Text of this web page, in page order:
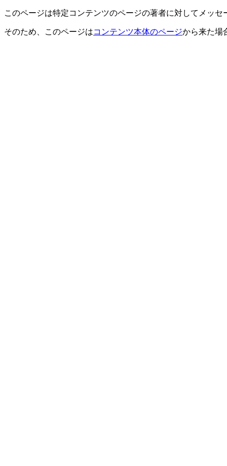
このページは特定コンテンツのページの著者に対してメッ
そのため、このページはコンテンツ本体のページから来た場